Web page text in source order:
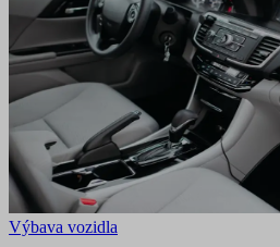
Výbava vozidla